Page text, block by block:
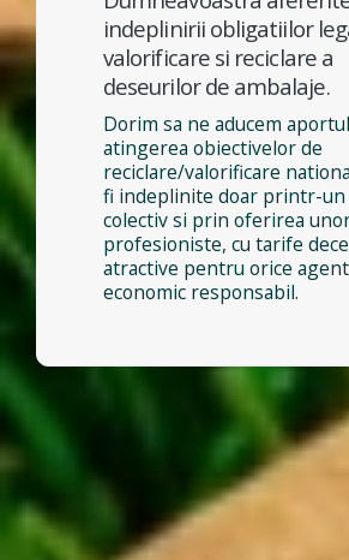
indeplinirii obligatiilor
valorificare si reciclare a
deseurilor de ambalaje.
Dorim sa ne aducem
atingerea obiectivelor de
reciclare/valorificare
fi indeplinite doar printr-
colectiv si prin oferirea
profesioniste, cu tarife
atractive pentru orice agent
economic responsabil.